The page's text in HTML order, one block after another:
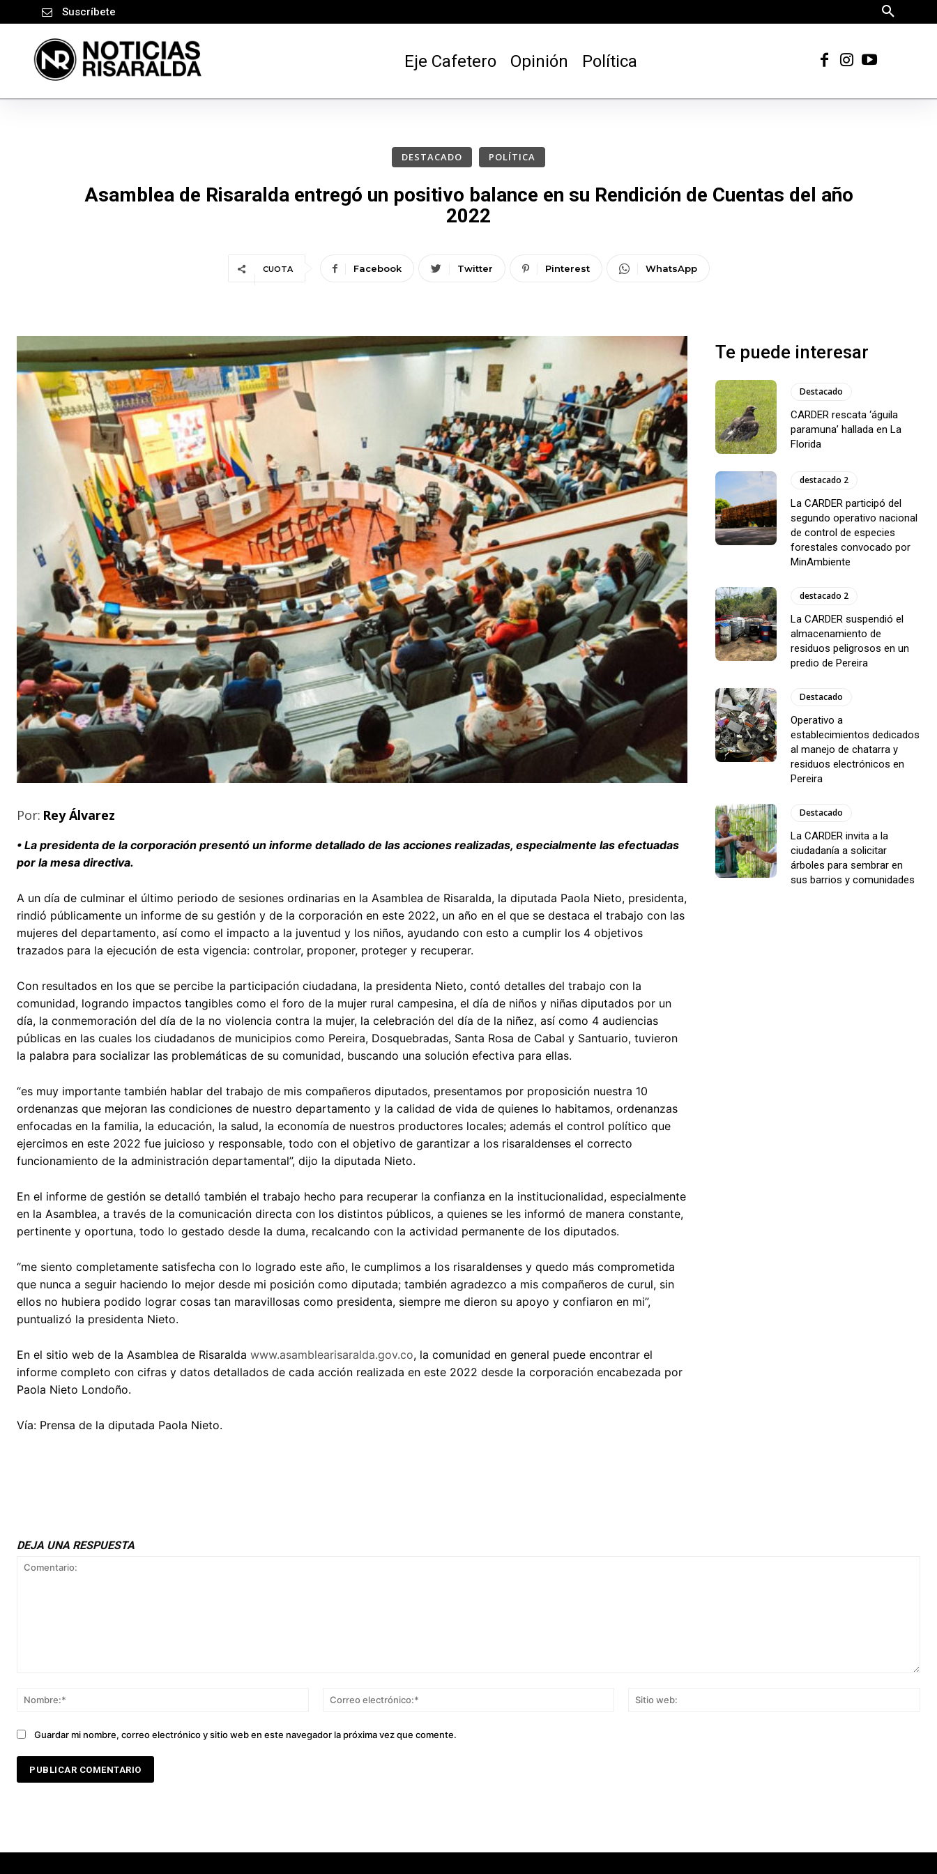
Suscríbete
Eje Cafetero Opinión Política
DESTACADO POLÍTICA
Asamblea de Risaralda entregó un positivo balance en su Rendición de Cuentas del año
2022
CUOTA Facebook Twitter Pinterest WhatsApp
Por: Rey Álvarez
• La presidenta de la corporación presentó un informe detallado de las acciones realizadas, especialmente las efectuadas
por la mesa directiva.
A un día de culminar el último periodo de sesiones ordinarias en la Asamblea de Risaralda, la diputada Paola Nieto, presidenta,
rindió públicamente un informe de su gestión y de la corporación en este 2022, un año en el que se destaca el trabajo con las
mujeres del departamento, así como el impacto a la juventud y los niños, ayudando con esto a cumplir los 4 objetivos
trazados para la ejecución de esta vigencia: controlar, proponer, proteger y recuperar.
Con resultados en los que se percibe la participación ciudadana, la presidenta Nieto, contó detalles del trabajo con la
comunidad, logrando impactos tangibles como el foro de la mujer rural campesina, el día de niños y niñas diputados por un
día, la conmemoración del día de la no violencia contra la mujer, la celebración del día de la niñez, así como 4 audiencias
públicas en las cuales los ciudadanos de municipios como Pereira, Dosquebradas, Santa Rosa de Cabal y Santuario, tuvieron
la palabra para socializar las problemáticas de su comunidad, buscando una solución efectiva para ellas.
“es muy importante también hablar del trabajo de mis compañeros diputados, presentamos por proposición nuestra 10
ordenanzas que mejoran las condiciones de nuestro departamento y la calidad de vida de quienes lo habitamos, ordenanzas
enfocadas en la familia, la educación, la salud, la economía de nuestros productores locales; además el control político que
ejercimos en este 2022 fue juicioso y responsable, todo con el objetivo de garantizar a los risaraldenses el correcto
funcionamiento de la administración departamental”, dijo la diputada Nieto.
En el informe de gestión se detalló también el trabajo hecho para recuperar la confianza en la institucionalidad, especialmente
en la Asamblea, a través de la comunicación directa con los distintos públicos, a quienes se les informó de manera constante,
pertinente y oportuna, todo lo gestado desde la duma, recalcando con la actividad permanente de los diputados.
“me siento completamente satisfecha con lo logrado este año, le cumplimos a los risaraldenses y quedo más comprometida
que nunca a seguir haciendo lo mejor desde mi posición como diputada; también agradezco a mis compañeros de curul, sin
ellos no hubiera podido lograr cosas tan maravillosas como presidenta, siempre me dieron su apoyo y confiaron en mi”,
puntualizó la presidenta Nieto.
En el sitio web de la Asamblea de Risaralda www.asamblearisaralda.gov.co, la comunidad en general puede encontrar el
informe completo con cifras y datos detallados de cada acción realizada en este 2022 desde la corporación encabezada por
Paola Nieto Londoño.
Vía: Prensa de la diputada Paola Nieto.
Te puede interesar
Destacado
CARDER rescata ‘águila
paramuna’ hallada en La
Florida
destacado 2
La CARDER participó del
segundo operativo nacional
de control de especies
forestales convocado por
MinAmbiente
destacado 2
La CARDER suspendió el
almacenamiento de
residuos peligrosos en un
predio de Pereira
Destacado
Operativo a
establecimientos dedicados
al manejo de chatarra y
residuos electrónicos en
Pereira
Destacado
La CARDER invita a la
ciudadanía a solicitar
árboles para sembrar en
sus barrios y comunidades
DEJA UNA RESPUESTA
Nombre:*
Correo
Guardar mi nombre, correo electrónico y sitio web en este navegador la próxima vez que comente.